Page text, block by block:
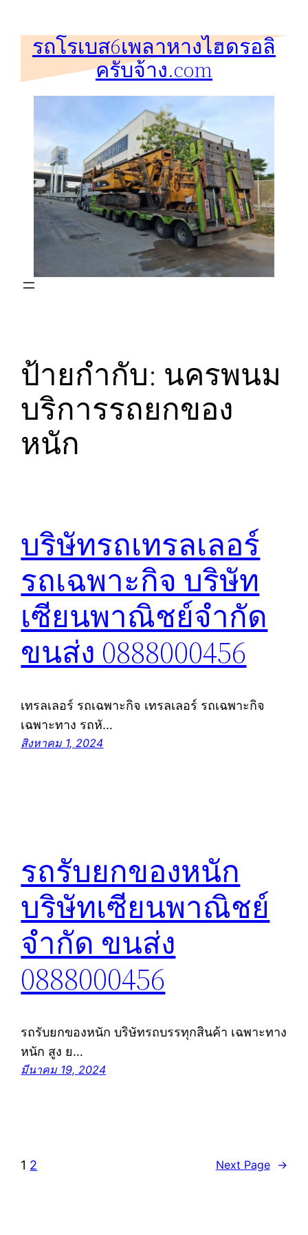
รถโรเบส6เพลาหางไฮดรอลิ
ครับจ้าง.com
ป้ายกำกับ: นครพนม
บริการรถยกของ
หนัก
บริษัทรถเทรลเลอร์
รถเฉพาะกิจ บริษัท
เซียนพาณิชย์จำกัด
ขนส่ง 0888000456
เทรลเลอร์ รถเฉพาะกิจ เทรลเลอร์ รถเฉพาะกิจ
เฉพาะทาง รถหั…
สิงหาคม 1, 2024
รถรับยกของหนัก
บริษัทเซียนพาณิชย์
จำกัด ขนส่ง
0888000456
รถรับยกของหนัก บริษัทรถบรรทุกสินค้า เฉพาะทาง
หนัก สูง ย…
มีนาคม 19, 2024
1 2 Next Page →